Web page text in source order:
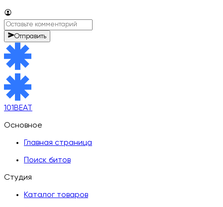
Отправить
101BEAT
Основное
Главная страница
Поиск битов
Студия
Каталог товаров